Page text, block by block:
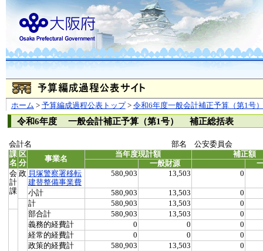
ホーム > 予算編成過程公表トップ> 令和6年度一般会計補正予算（第1号
令和6年度 一般会計補正予算（第1号） 補正総括表
会計名
部名 公安委員会
課
名
区
分
事業名
当年度現計額
補正額
一般財源
会
計
課
政 貝塚警察署移転
建替整備事業費
580,903 13,503 0
小計 580,903 13,503
0
計
580,903 13,503
0
部合計
580,903 13,503
0
義務的経費計
0 0
0
経常的経費計
0 0
0
政策的経費計
580,903 13,503
0